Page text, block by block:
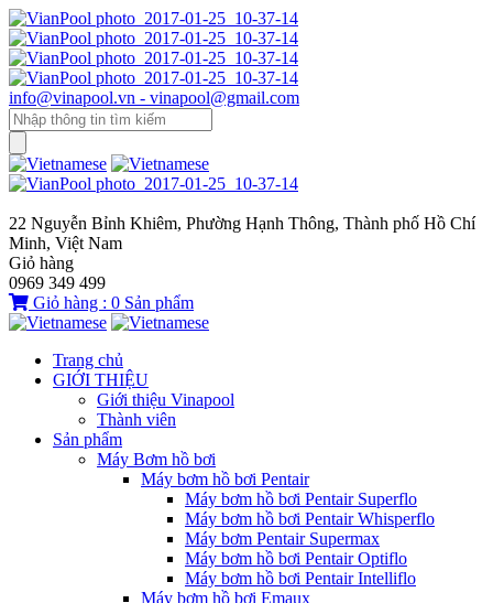
info@vinapool.vn - vinapool@gmail.com
22 Nguyễn Bỉnh Khiêm, Phường Hạnh Thông, Thành phố Hồ Chí
Minh, Việt Nam
Giỏ hàng
0969 349 499
Giỏ hàng : 0 Sản phẩm
Trang chủ
GIỚI THIỆU
Giới thiệu Vinapool
Thành viên
Sản phẩm
Máy Bơm hồ bơi
Máy bơm hồ bơi Pentair
Máy bơm hồ bơi Pentair Superflo
Máy bơm hồ bơi Pentair Whisperflo
Máy bơm Pentair Supermax
Máy bơm hồ bơi Pentair Optiflo
Máy bơm hồ bơi Pentair Intelliflo
Máy bơm hồ bơi Emaux